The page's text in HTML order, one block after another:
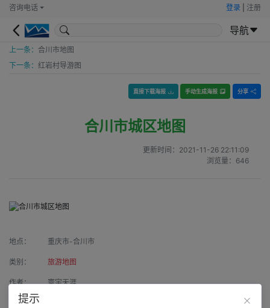
咨询电话 登录 注册
导航
上一条： 合川市地图
下一条： 红岩村导游图
直接下载海报 手动生成海报 分享
合川市城区地图
更新时间： 2021-11-26 22:11:09
浏览量： 646
地点： 重庆市-合川市
类别： 旅游地图
作者： 寰宇天涯
来源：
提示